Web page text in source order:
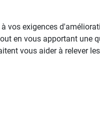
vos exigences
en vous apportant une
vous aider à relever